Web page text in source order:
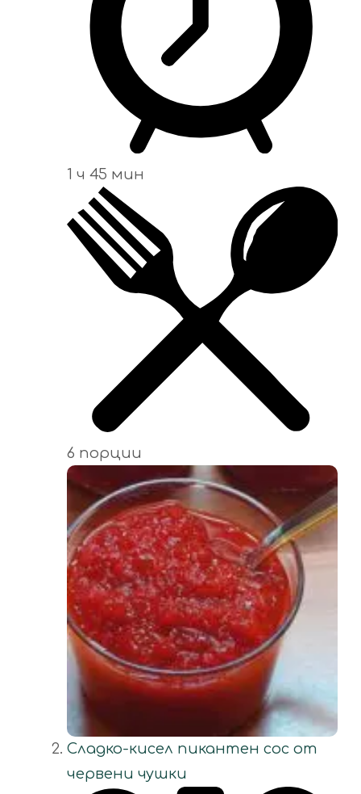
1 ч 45 мин
6 порции
Сладко-кисел пикантен сос от
червени чушки